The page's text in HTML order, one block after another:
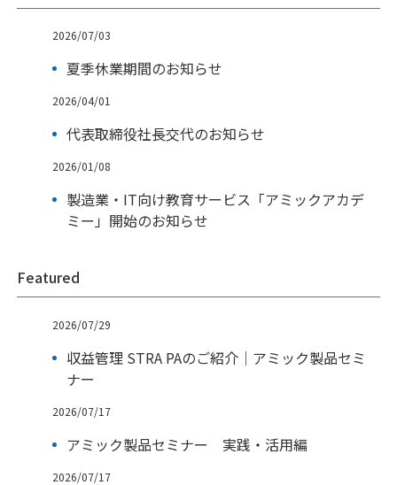
2026/07/03
夏季休業期間のお知らせ
2026/04/01
代表取締役社長交代のお知らせ
2026/01/08
製造業・IT向け教育サービス「アミックアカデ
ミー」開始のお知らせ
Featured
2026/07/29
収益管理 STRA PAのご紹介｜アミック製品セミ
ナー
2026/07/17
アミック製品セミナー 実践・活用編
2026/07/17